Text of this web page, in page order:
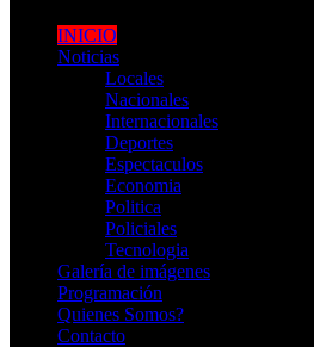
INICIO
Noticias
Locales
Nacionales
Internacionales
Deportes
Espectaculos
Economia
Politica
Policiales
Tecnologia
Galería de imágenes
Programación
Quienes Somos?
Contacto